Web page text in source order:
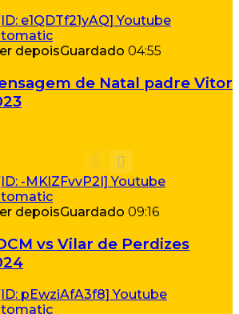
depoisGuardado 04:55
de Natal padre Vitor
depoisGuardado 09:16
vs Vilar de Perdizes